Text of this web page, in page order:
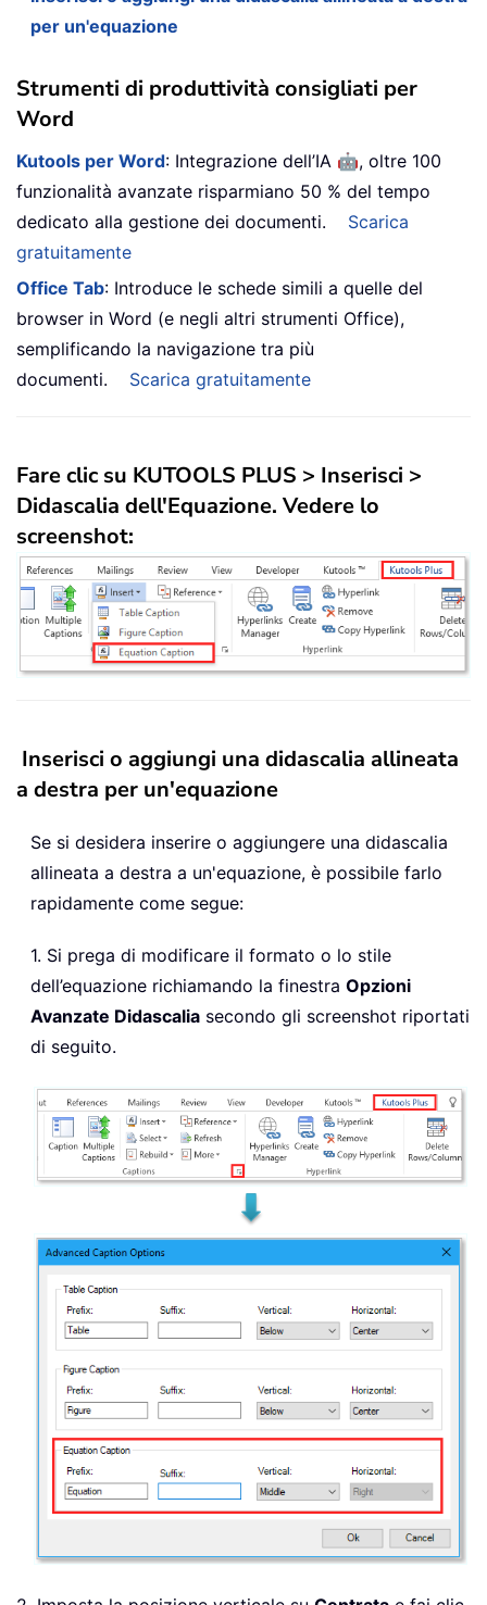
per un'equazione
Strumenti di produttività consigliati per
Word
Kutools per Word: Integrazione dell’IA 🤖, oltre 100
funzionalità avanzate risparmiano 50 % del tempo
dedicato alla gestione dei documenti.
Scarica
gratuitamente
Office Tab: Introduce le schede simili a quelle del
browser in Word (e negli altri strumenti Office),
semplificando la navigazione tra più
documenti.
Scarica gratuitamente
Fare clic su KUTOOLS PLUS > Inserisci >
Didascalia dell'Equazione. Vedere lo
screenshot:
Inserisci o aggiungi una didascalia allineata
a destra per un'equazione
Se si desidera inserire o aggiungere una didascalia
allineata a destra a un'equazione, è possibile farlo
rapidamente come segue:
1. Si prega di modificare il formato o lo stile
dell’equazione richiamando la finestra Opzioni
Avanzate Didascalia secondo gli screenshot riportati
di seguito.